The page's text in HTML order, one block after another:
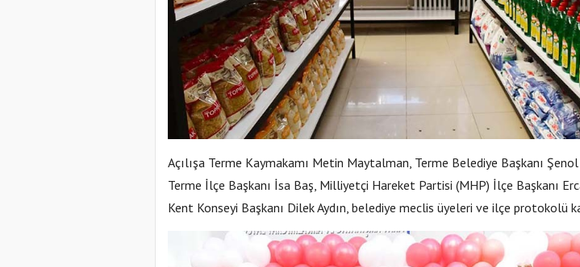
Açılışa Terme Kaymakamı Metin Maytalman, Terme Belediye Başkanı
Terme İlçe Başkanı İsa Baş, Milliyetçi Hareket Partisi (MHP) İlçe Başkanı
Kent Konseyi Başkanı Dilek Aydın, belediye meclis üyeleri ve ilçe protokolü